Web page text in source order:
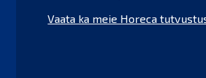
Vaata ka meie Horeca